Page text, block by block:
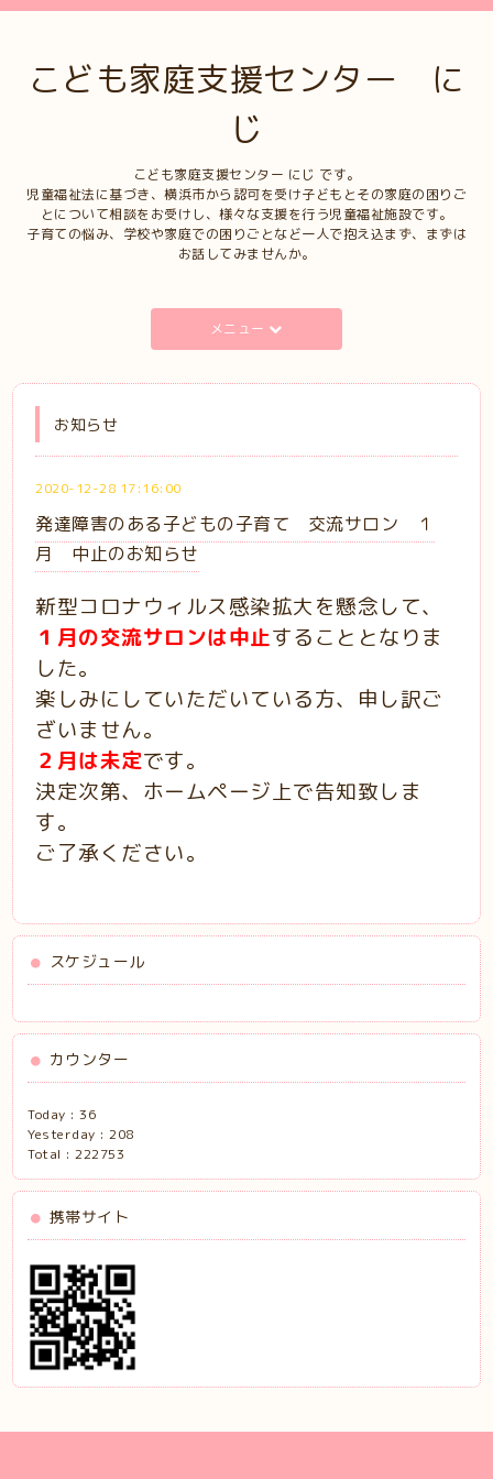
こども家庭支援センター に
じ
こども家庭支援センター にじ です。
児童福祉法に基づき、横浜市から認可を受け子どもとその家庭の困りご
とについて相談をお受けし、様々な支援を行う児童福祉施設です。
子育ての悩み、学校や家庭での困りごとなど一人で抱え込まず、まずは
お話してみませんか。
メニュー
お知らせ
2020-12-28 17:16:00
発達障害のある子どもの子育て 交流サロン １
月 中止のお知らせ
新型コロナウィルス感染拡大を懸念して、
１月の交流サロンは中止することとなりま
した。
楽しみにしていただいている方、申し訳ご
ざいません。
２月は未定です。
決定次第、ホームページ上で告知致しま
す。
ご了承ください。
スケジュール
カウンター
Today :36
Yesterday :208
Total :222753
携帯サイト